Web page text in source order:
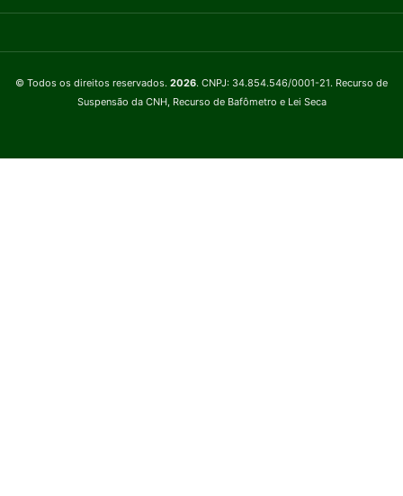
© Todos os direitos reservados. 2026. CNPJ: 34.854.546/0001-21. Recurso de
Suspensão da CNH, Recurso de Bafômetro e Lei Seca